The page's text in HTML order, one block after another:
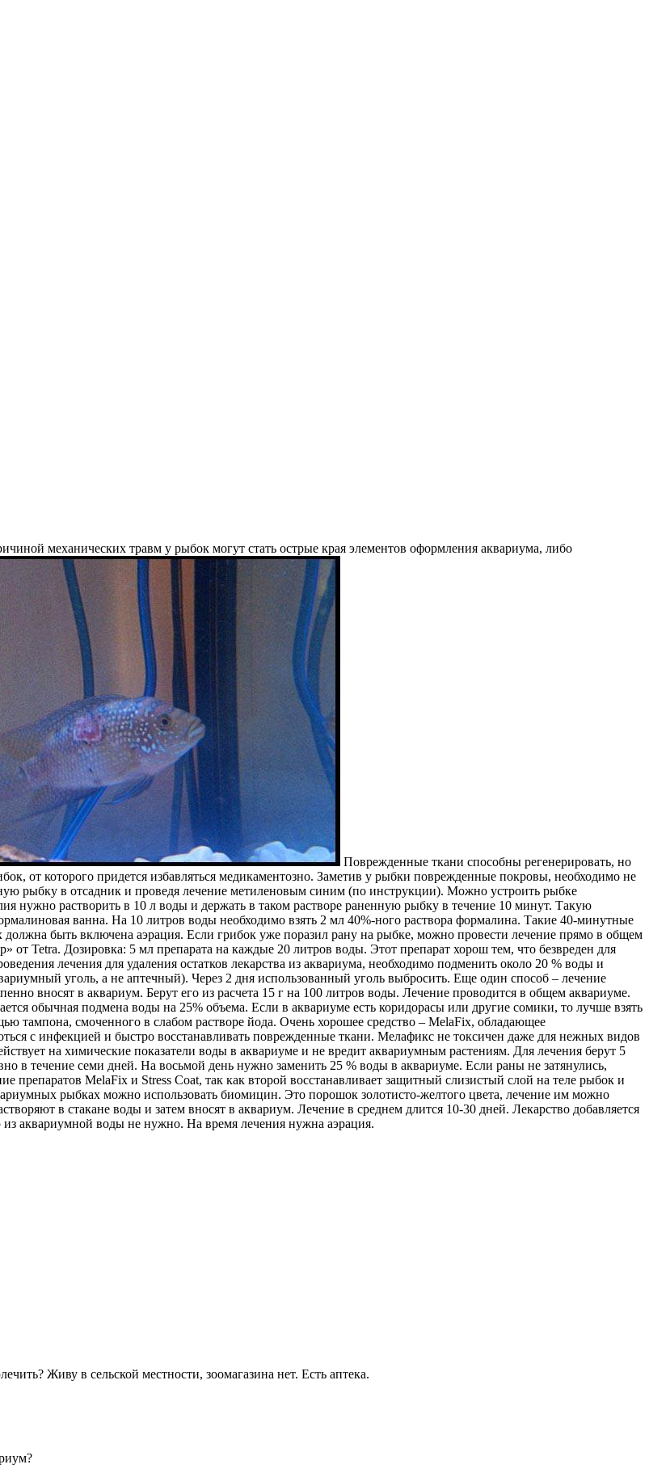
механических травм у рыбок могут стать острые края элементов оформления аквариума, либо
Поврежденные ткани способны регенерировать, но
от которого придется избавляться медикаментозно. Заметив у рыбки поврежденные покровы, необходимо не
рыбку в отсадник и проведя лечение метиленовым синим (по инструкции). Можно устроить рыбке
нужно растворить в 10 л воды и держать в таком растворе раненную рыбку в течение 10 минут. Такую
ванна. На 10 литров воды необходимо взять 2 мл 40%-ного раствора формалина. Такие 40-минутные
быть включена аэрация. Если грибок уже поразил рану на рыбке, можно провести лечение прямо в общем
от Tetra. Дозировка: 5 мл препарата на каждые 20 литров воды. Этот препарат хорош тем, что безвреден для
лечения для удаления остатков лекарства из аквариума, необходимо подменить около 20 % воды и
уголь, а не аптечный). Через 2 дня использованный уголь выбросить. Еще один способ – лечение
вносят в аквариум. Берут его из расчета 15 г на 100 литров воды. Лечение проводится в общем аквариуме.
обычная подмена воды на 25% объема. Если в аквариуме есть коридорасы или другие сомики, то лучше взять
тампона, смоченного в слабом растворе йода. Очень хорошее средство – MelaFix, обладающее
с инфекцией и быстро восстанавливать поврежденные ткани. Мелафикс не токсичен даже для нежных видов
на химические показатели воды в аквариуме и не вредит аквариумным растениям. Для лечения берут 5
в течение семи дней. На восьмой день нужно заменить 25 % воды в аквариуме. Если раны не затянулись,
препаратов MelaFix и Stress Coat, так как второй восстанавливает защитный слизистый слой на теле рыбок и
рыбках можно использовать биомицин. Это порошок золотисто-желтого цвета, лечение им можно
в стакане воды и затем вносят в аквариум. Лечение в среднем длится 10-30 дней. Лекарство добавляется
аквариумной воды не нужно. На время лечения нужна аэрация.
Живу в сельской местности, зоомагазина нет. Есть аптека.